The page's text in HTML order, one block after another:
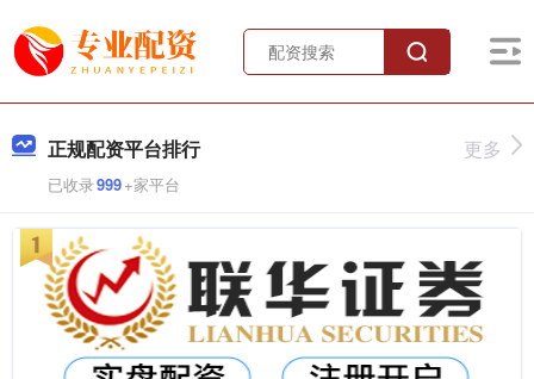
正规配资平台排行
已收录999+家平台
更多